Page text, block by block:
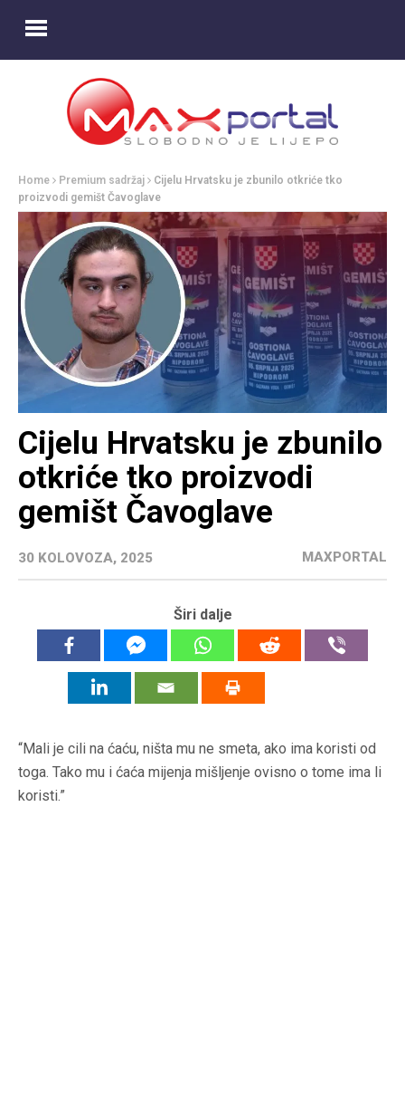
Home Premium sadržaj
Cijelu Hrvatsku je zbunilo otkriće tko
proizvodi gemišt Čavoglave
Cijelu Hrvatsku je zbunilo
otkriće tko proizvodi
gemišt Čavoglave
30 KOLOVOZA, 2025 MAXPORTAL
Širi dalje
“Mali je cili na ćaću, ništa mu ne smeta, ako ima koristi od
toga. Tako mu i ćaća mijenja mišljenje ovisno o tome ima li
koristi.”